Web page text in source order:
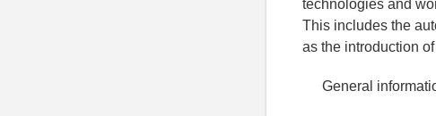
technologies and
This includes the
as the introduction
General